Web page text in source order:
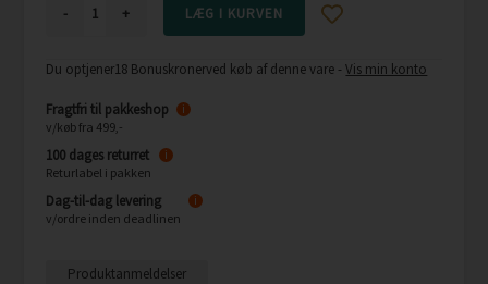
- +
Du optjener18 Bonuskronerved køb af denne vare -Vis min konto
Fragtfri til pakkeshop
v/køb fra 499,-
i
100 dages returret
Returlabel i pakken
i
Dag-til-dag levering
v/ordre inden deadlinen
i
Produktanmeldelser